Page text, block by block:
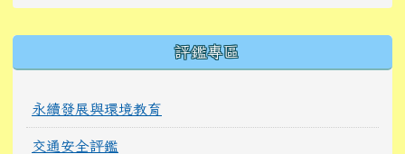
評鑑專區
永續發展與環境教育
交通安全評鑑